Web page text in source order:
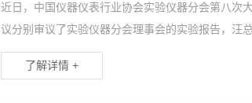
近日，中国仪器仪表行业协会实验仪器分会第八次
议分别审议了实验仪器分会理事会的实验报告，汪总
了解详情 +